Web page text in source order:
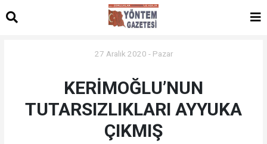
27 Aralık 2020 - Pazar
KERİMOĞLU’NUN
TUTARSIZLIKLARI AYYUKA
ÇIKMIŞ